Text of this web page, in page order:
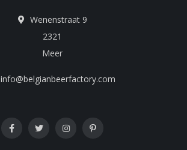
Wenenstraat 9
2321
Meer
info@belgianbeerfactory.com